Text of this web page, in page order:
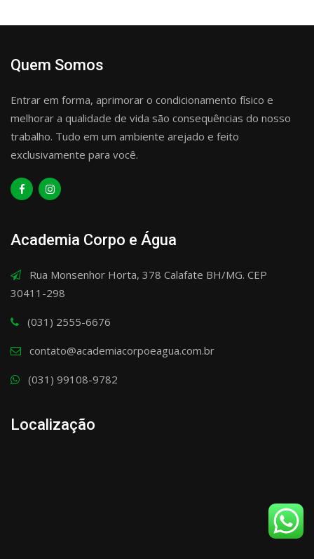
Quem Somos
Entrar em forma, aprimorar o condicionamento físico e
melhorar a qualidade de vida são consequências do nosso
trabalho. Tudo em um ambiente arejado e feito
exclusivamente para você.
Academia Corpo e Água
Rua Monsenhor Horta, 378 Calafate BH/MG. CEP
30411-298
(031) 2555-6676
contato@academiacorpoeagua.com.br
(031) 99108-9782
Localização